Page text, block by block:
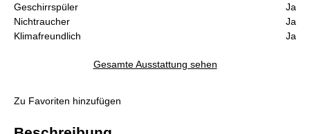
Geschirrspüler
Ja
Nichtraucher
Ja
Klimafreundlich
Ja
Gesamte Ausstattung sehen
Zu Favoriten hinzufügen